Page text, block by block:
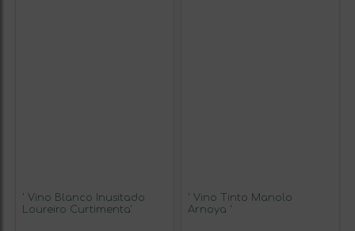
' Vino Blanco Inusitado
Loureiro Curtimenta'
' Vino Tinto Manolo
Arnoya '